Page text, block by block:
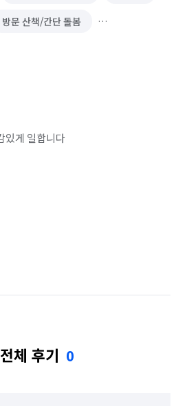
방문 산책/간단 돌봄
있게 일합니다
체 후기 0